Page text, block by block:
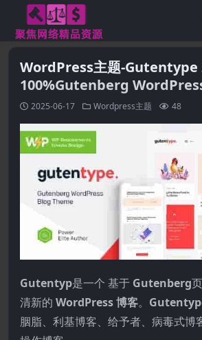
WordPress主题-Gutentype
100%Gutenberg
2025-06-17 Wordpress主题 48
Gutentyp是一个 基于 Gutenberg
清新的 WordPress 博客。
胭脂、利基博客、给予者、病毒式博